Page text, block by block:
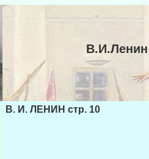
В. И. ЛЕНИН стр. 10